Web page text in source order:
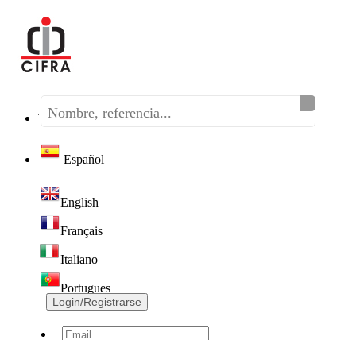
Teléfono:(+34) 968 320 046
Español
English
Français
Italiano
Portugues
Login/Registrarse